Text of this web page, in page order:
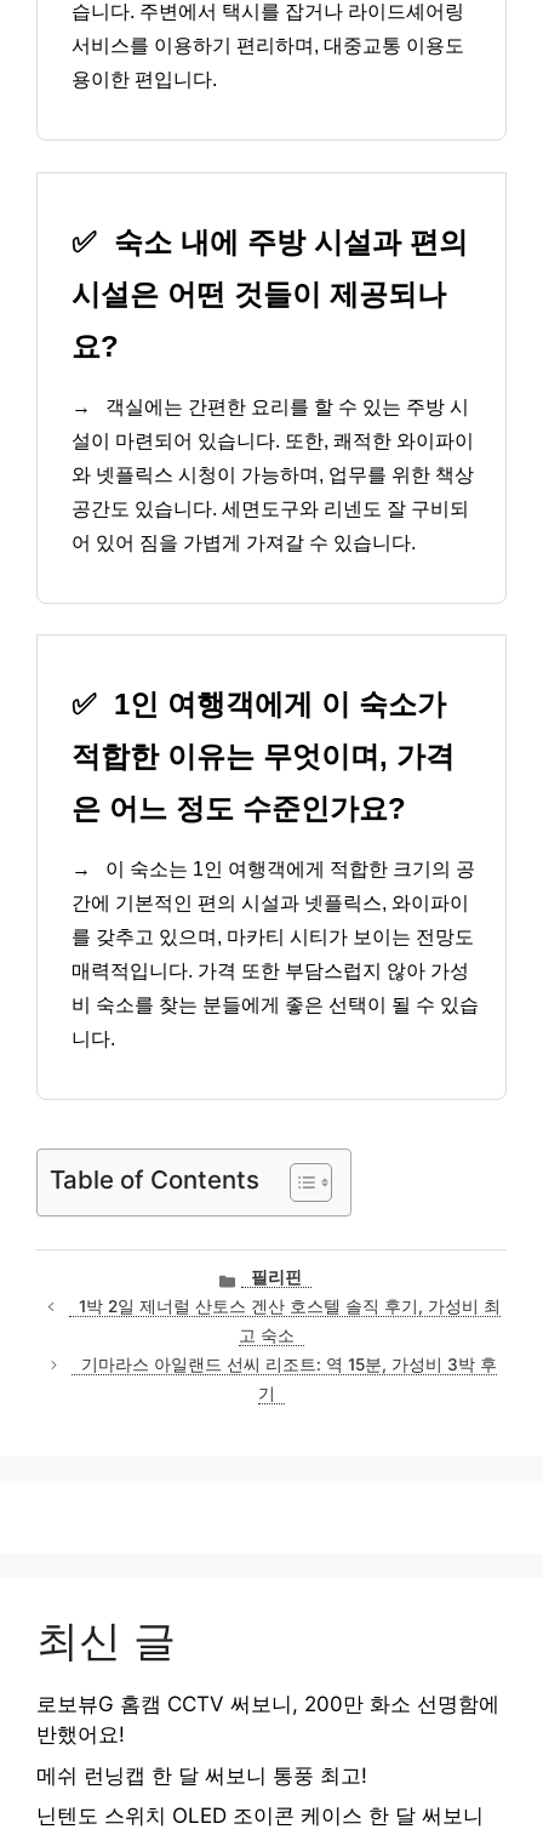
습니다. 주변에서 택시를 잡거나 라이드셰어링
서비스를 이용하기 편리하며, 대중교통 이용도
용이한 편입니다.
✅ 숙소 내에 주방 시설과 편의
시설은 어떤 것들이 제공되나
요?
→
객실에는 간편한 요리를 할 수 있는 주방 시
설이 마련되어 있습니다. 또한, 쾌적한 와이파이
와 넷플릭스 시청이 가능하며, 업무를 위한 책상
공간도 있습니다. 세면도구와 리넨도 잘 구비되
어 있어 짐을 가볍게 가져갈 수 있습니다.
✅ 1인 여행객에게 이 숙소가
적합한 이유는 무엇이며, 가격
은 어느 정도 수준인가요?
→
이 숙소는 1인 여행객에게 적합한 크기의 공
간에 기본적인 편의 시설과 넷플릭스, 와이파이
를 갖추고 있으며, 마카티 시티가 보이는 전망도
매력적입니다. 가격 또한 부담스럽지 않아 가성
비 숙소를 찾는 분들에게 좋은 선택이 될 수 있습
니다.
Table of Contents
카
테
고
리
필리핀
1박 2일 제너럴 산토스 겐산 호스텔 솔직 후기, 가성비 최
고 숙소
기마라스 아일랜드 선씨 리조트: 역 15분, 가성비 3박 후
기
최신 글
로보뷰G 홈캠 CCTV 써보니, 200만 화소 선명함에
반했어요!
메쉬 런닝캡 한 달 써보니 통풍 최고!
닌텐도 스위치 OLED 조이콘 케이스 한 달 써보니